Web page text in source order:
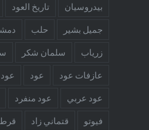
بيدروسيان تاريخ العود
جميل بشير حلب
زرياب سلمان شكر
عازفات عود عود
عود عربي عود منفرد
فيوتو قتماني زاد